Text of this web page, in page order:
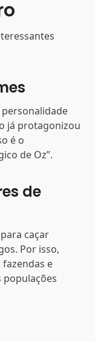
já protagonizou
é o
de Oz”.
de
caçar
Por isso,
e